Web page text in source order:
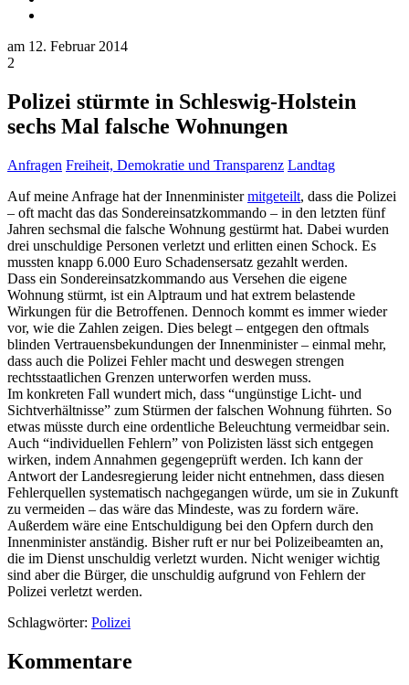
am 12. Februar 2014
2
Polizei stürmte in Schleswig-Holstein
sechs Mal falsche Wohnungen
Anfragen Freiheit, Demokratie und Transparenz Landtag
Auf meine Anfrage hat der Innenministermitgeteilt, dass die Polizei
– oft macht das das Sondereinsatzkommando – in den letzten fünf
Jahren sechsmal die falsche Wohnung gestürmt hat. Dabei wurden
drei unschuldige Personen verletzt und erlitten einen Schock. Es
mussten knapp 6.000 Euro Schadensersatz gezahlt werden.
Dass ein Sondereinsatzkommando aus Versehen die eigene
Wohnung stürmt, ist ein Alptraum und hat extrem belastende
Wirkungen für die Betroffenen. Dennoch kommt es immer wieder
vor, wie die Zahlen zeigen. Dies belegt – entgegen den oftmals
blinden Vertrauensbekundungen der Innenminister – einmal mehr,
dass auch die Polizei Fehler macht und deswegen strengen
rechtsstaatlichen Grenzen unterworfen werden muss.
Im konkreten Fall wundert mich, dass “ungünstige Licht- und
Sichtverhältnisse” zum Stürmen der falschen Wohnung führten. So
etwas müsste durch eine ordentliche Beleuchtung vermeidbar sein.
Auch “individuellen Fehlern” von Polizisten lässt sich entgegen
wirken, indem Annahmen gegengeprüft werden. Ich kann der
Antwort der Landesregierung leider nicht entnehmen, dass diesen
Fehlerquellen systematisch nachgegangen würde, um sie in Zukunft
zu vermeiden – das wäre das Mindeste, was zu fordern wäre.
Außerdem wäre eine Entschuldigung bei den Opfern durch den
Innenminister anständig. Bisher ruft er nur bei Polizeibeamten an,
die im Dienst unschuldig verletzt wurden. Nicht weniger wichtig
sind aber die Bürger, die unschuldig aufgrund von Fehlern der
Polizei verletzt werden.
Schlagwörter: Polizei
Kommentare